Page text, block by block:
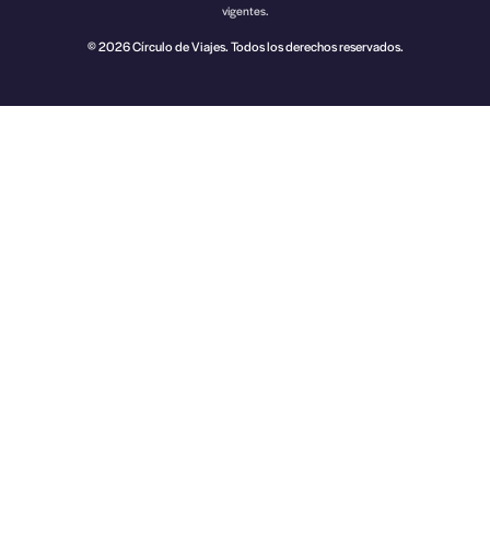
vigentes.
© 2026 Círculo de Viajes. Todos los derechos reservados.